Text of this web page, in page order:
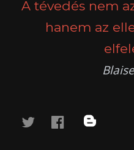
A tévedés nem
hanem az
twitterfacebook
blog